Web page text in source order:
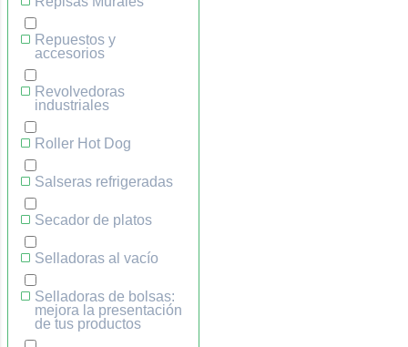
Repuestos y
accesorios
Revolvedoras
industriales
Roller Hot Dog
Salseras refrigeradas
Secador de platos
Selladoras al vacío
Selladoras de bolsas:
mejora la presentación
de tus productos